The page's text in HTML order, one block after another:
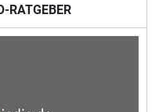
RATGEBER